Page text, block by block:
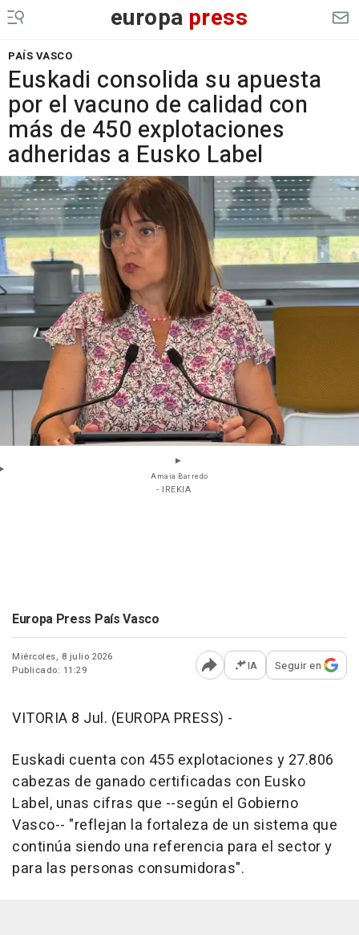
europa press
PAÍS VASCO
Euskadi consolida su apuesta
por el vacuno de calidad con
más de 450 explotaciones
adheridas a Eusko Label
Amaia Barredo
- IREKIA
Europa Press País Vasco
Miércoles, 8 julio 2026
Publicado: 11:29
Abrir opciones para
IA Seguir en
VITORIA 8 Jul. (EUROPA PRESS) -
Euskadi cuenta con 455 explotaciones y 27.806
cabezas de ganado certificadas con Eusko
Label, unas cifras que --según el Gobierno
Vasco-- "reflejan la fortaleza de un sistema que
continúa siendo una referencia para el sector y
para las personas consumidoras".